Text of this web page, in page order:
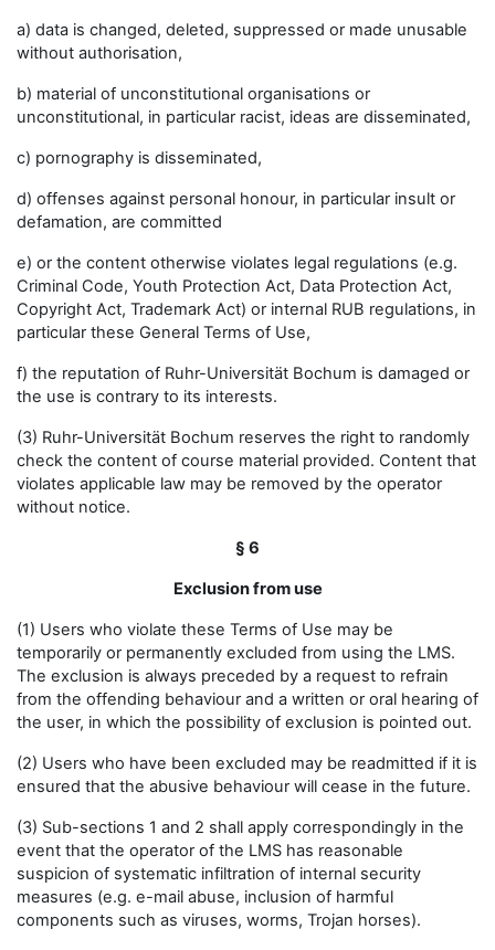
a) data is changed, deleted, suppressed or made unusable
without authorisation,
b) material of unconstitutional organisations or
unconstitutional, in particular racist, ideas are disseminated,
c) pornography is disseminated,
d) offenses against personal honour, in particular insult or
defamation, are committed
e) or the content otherwise violates legal regulations (e.g.
Criminal Code, Youth Protection Act, Data Protection Act,
Copyright Act, Trademark Act) or internal RUB regulations, in
particular these General Terms of Use,
f) the reputation of Ruhr-Universität Bochum is damaged or
the use is contrary to its interests.
(3) Ruhr-Universität Bochum reserves the right to randomly
check the content of course material provided. Content that
violates applicable law may be removed by the operator
without notice.
§ 6
Exclusion from use
(1) Users who violate these Terms of Use may be
temporarily or permanently excluded from using the LMS.
The exclusion is always preceded by a request to refrain
from the offending behaviour and a written or oral hearing of
the user, in which the possibility of exclusion is pointed out.
(2) Users who have been excluded may be readmitted if it is
ensured that the abusive behaviour will cease in the future.
(3) Sub-sections 1 and 2 shall apply correspondingly in the
event that the operator of the LMS has reasonable
suspicion of systematic infiltration of internal security
measures (e.g. e-mail abuse, inclusion of harmful
components such as viruses, worms, Trojan horses).